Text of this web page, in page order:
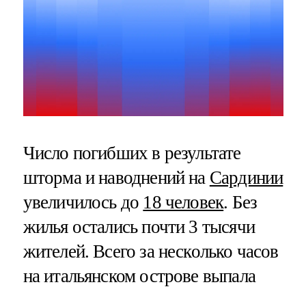
Число погибших в результате
шторма и наводнений на Сардинии
увеличилось до 18 человек. Без
жилья остались почти 3 тысячи
жителей. Всего за несколько часов
на итальянском острове выпала